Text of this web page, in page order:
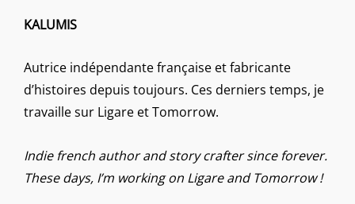
KALUMIS
Autrice indépendante française et fabricante
d’histoires depuis toujours. Ces derniers temps, je
travaille sur Ligare et Tomorrow.
Indie french author and story crafter since forever.
These days, I’m working on Ligare and Tomorrow !